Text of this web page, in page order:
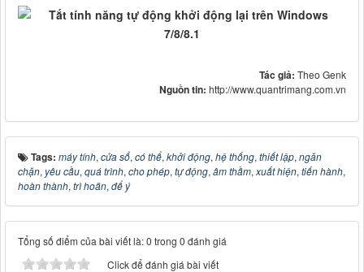
Tác giả: Theo Genk
Nguồn tin: http://www.quantrimang.com.vn
Tags: máy tính, cửa sổ, có thể, khởi động, hệ thống, thiết lập, ngăn
chặn, yêu cầu, quá trình, cho phép, tự động, âm thầm, xuất hiện, tiến hành,
hoàn thành, trì hoãn, để ý
Tổng số điểm của bài viết là: 0 trong 0 đánh giá
Click để đánh giá bài viết